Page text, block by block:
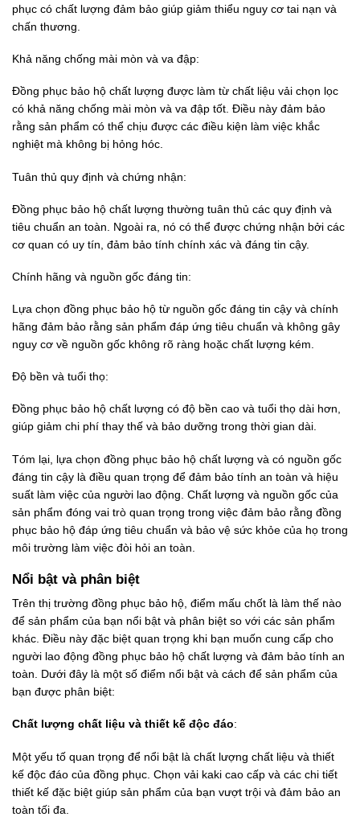
phục có chất lượng đảm bảo giúp giảm thiểu nguy cơ tai nạn và
chấn thương.
Khả năng chống mài mòn và va đập:
Đồng phục bảo hộ chất lượng được làm từ chất liệu vải chọn lọc
có khả năng chống mài mòn và va đập tốt. Điều này đảm bảo
rằng sản phẩm có thể chịu được các điều kiện làm việc khắc
nghiệt mà không bị hỏng hóc.
Tuân thủ quy định và chứng nhận:
Đồng phục bảo hộ chất lượng thường tuân thủ các quy định và
tiêu chuẩn an toàn. Ngoài ra, nó có thể được chứng nhận bởi các
cơ quan có uy tín, đảm bảo tính chính xác và đáng tin cậy.
Chính hãng và nguồn gốc đáng tin:
Lựa chọn đồng phục bảo hộ từ nguồn gốc đáng tin cậy và chính
hãng đảm bảo rằng sản phẩm đáp ứng tiêu chuẩn và không gây
nguy cơ về nguồn gốc không rõ ràng hoặc chất lượng kém.
Độ bền và tuổi thọ:
Đồng phục bảo hộ chất lượng có độ bền cao và tuổi thọ dài hơn,
giúp giảm chi phí thay thế và bảo dưỡng trong thời gian dài.
Tóm lại, lựa chọn đồng phục bảo hộ chất lượng và có nguồn gốc
đáng tin cậy là điều quan trọng để đảm bảo tính an toàn và hiệu
suất làm việc của người lao động. Chất lượng và nguồn gốc của
sản phẩm đóng vai trò quan trọng trong việc đảm bảo rằng đồng
phục bảo hộ đáp ứng tiêu chuẩn và bảo vệ sức khỏe của họ trong
môi trường làm việc đòi hỏi an toàn.
Nổi bật và phân biệt
Trên thị trường đồng phục bảo hộ, điểm mấu chốt là làm thế nào
để sản phẩm của bạn nổi bật và phân biệt so với các sản phẩm
khác. Điều này đặc biệt quan trọng khi bạn muốn cung cấp cho
người lao động đồng phục bảo hộ chất lượng và đảm bảo tính an
toàn. Dưới đây là một số điểm nổi bật và cách để sản phẩm của
bạn được phân biệt:
Chất lượng chất liệu và thiết kế độc đáo:
Một yếu tố quan trọng để nổi bật là chất lượng chất liệu và thiết
kế độc đáo của đồng phục. Chọn vải kaki cao cấp và các chi tiết
thiết kế đặc biệt giúp sản phẩm của bạn vượt trội và đảm bảo an
toàn tối đa.